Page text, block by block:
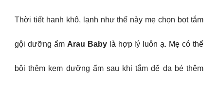
Thời tiết hanh khô, lạnh như thế này mẹ chọn bọt tắm
gội dưỡng ẩm Arau Babylà hợp lý luôn ạ. Mẹ có thể
bôi thêm kem dưỡng ẩm sau khi tắm để da bé thêm